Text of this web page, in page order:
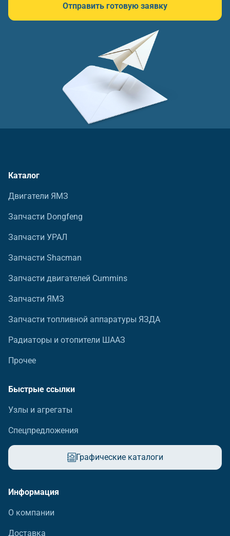
Отправить готовую заявку
Каталог
Двигатели ЯМЗ
Запчасти Dongfeng
Запчасти УРАЛ
Запчасти Shacman
Запчасти двигателей Cummins
Запчасти ЯМЗ
Запчасти топливной аппаратуры ЯЗДА
Радиаторы и отопители ШААЗ
Прочее
Быстрые ссылки
Узлы и агрегаты
Спецпредложения
Графические каталоги
Информация
О компании
Доставка